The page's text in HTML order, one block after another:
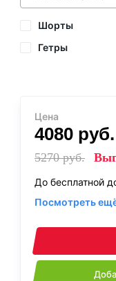
Шорты
Гетры
Цена
4080 руб.
5270руб.
До бесплатной
Посмотреть